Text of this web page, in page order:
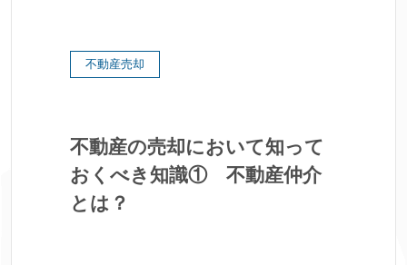
不動産売却
不動産の売却において知って
おくべき知識① 不動産仲介
とは？